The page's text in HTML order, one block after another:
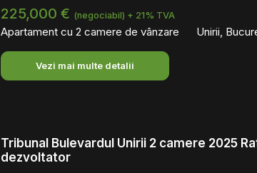
225,000 € (negociabil) + 21% TVA
Apartament cu 2 camere de vânzare Unirii,
Vezi mai multe detalii
Tribunal Bulevardul Unirii 2 camere 2025
dezvoltator